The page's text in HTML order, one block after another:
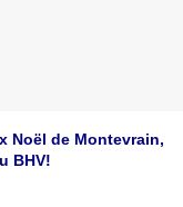
Noël de Montevrain,
BHV!